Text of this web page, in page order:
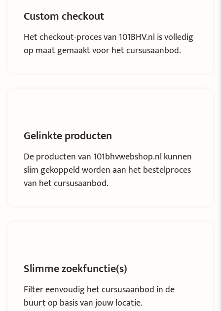
Custom checkout
Het checkout-proces van 101BHV.nl is volledig
op maat gemaakt voor het cursusaanbod.
Gelinkte producten
De producten van 101bhvwebshop.nl kunnen
slim gekoppeld worden aan het bestelproces
van het cursusaanbod.
Slimme zoekfunctie(s)
Filter eenvoudig het cursusaanbod in de
buurt op basis van jouw locatie.